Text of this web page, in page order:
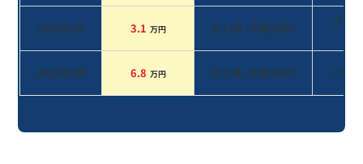
2020年2月 3.1 万円 2012年 (平成24年)
ブラ
2020年2月 6.8 万円 2012年 (平成24年) パール